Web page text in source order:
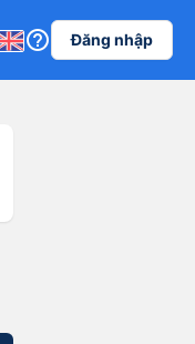
help_outline Đăng nhập